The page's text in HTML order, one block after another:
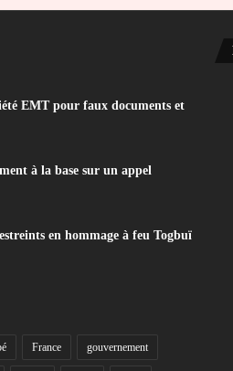
EMT pour faux documents et
à la base sur un appel
en hommage à feu Togbuï
France gouvernement